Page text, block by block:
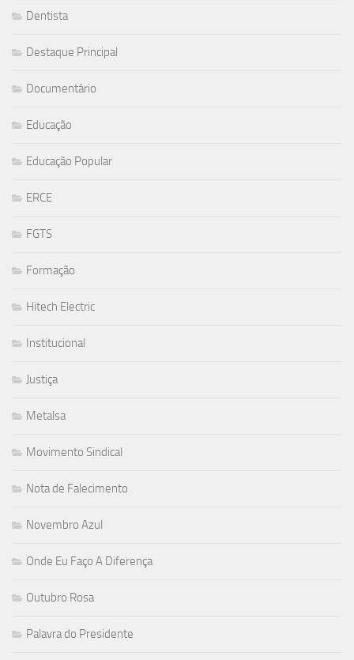
Dentista
Destaque Principal
Documentário
Educação
Educação Popular
ERCE
FGTS
Formação
Hitech Electric
Institucional
Justiça
Metalsa
Movimento Sindical
Nota de Falecimento
Novembro Azul
Onde Eu Faço A Diferença
Outubro Rosa
Palavra do Presidente